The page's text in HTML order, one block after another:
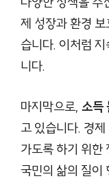
제 성장과 환경
습니다. 이처럼
니다.
마지막으로, 소득
고 있습니다. 경
가도록 하기 위한
국민의 삶의 질이